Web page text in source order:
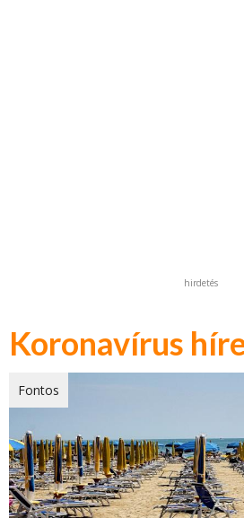
hirdetés
Koronavírus
Fontos